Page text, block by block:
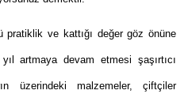
pratiklik ve kattığı değer göz önüne
artmaya devam etmesi şaşırtıcı
üzerindeki malzemeler, çiftçiler